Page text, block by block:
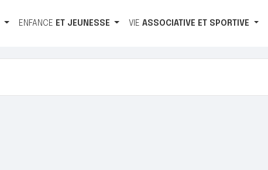
ENFANCE ET JEUNESSE VIE ASSOCIATIVE ET SPORTIVE